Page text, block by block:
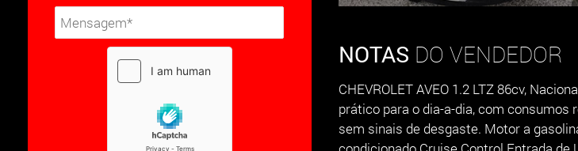
NOTAS DO VENDEDOR
CHEVROLET AVEO 1.2 LTZ 86cv,
prático para o dia-a-dia, com
sem sinais de desgaste. Motor a